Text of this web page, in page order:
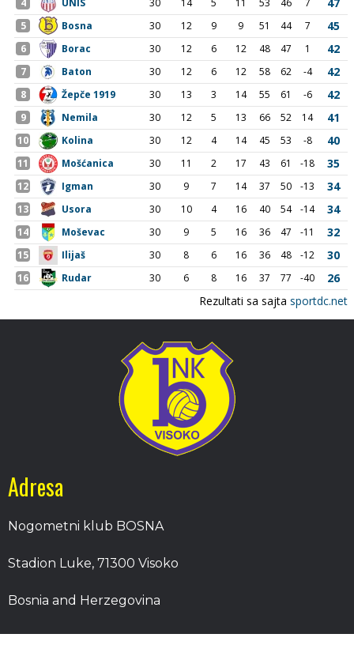
Adresa
Nogometni klub BOSNA
Stadion Luke, 71300 Visoko
Bosnia and Herzegovina